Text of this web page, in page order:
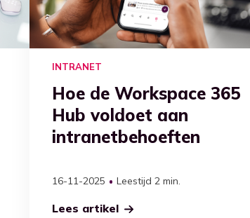
INTRANET
Hoe de Workspace 365
Hub voldoet aan
intranetbehoeften
16-11-2025 Leestijd 2 min.
Lees artikel